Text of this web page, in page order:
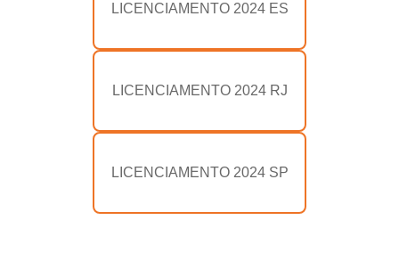
LICENCIAMENTO 2024 ES
LICENCIAMENTO 2024 RJ
LICENCIAMENTO 2024 SP